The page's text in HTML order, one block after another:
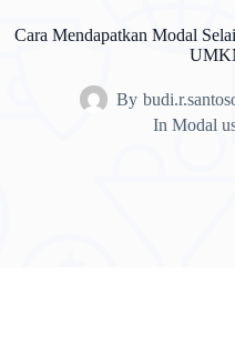
Cara Mendapatkan Modal
By
In Modal